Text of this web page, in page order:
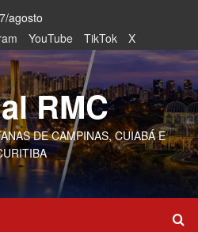
7/agosto
YouTube TikTok X
RMC
DE CAMPINAS, CUIABÁ E